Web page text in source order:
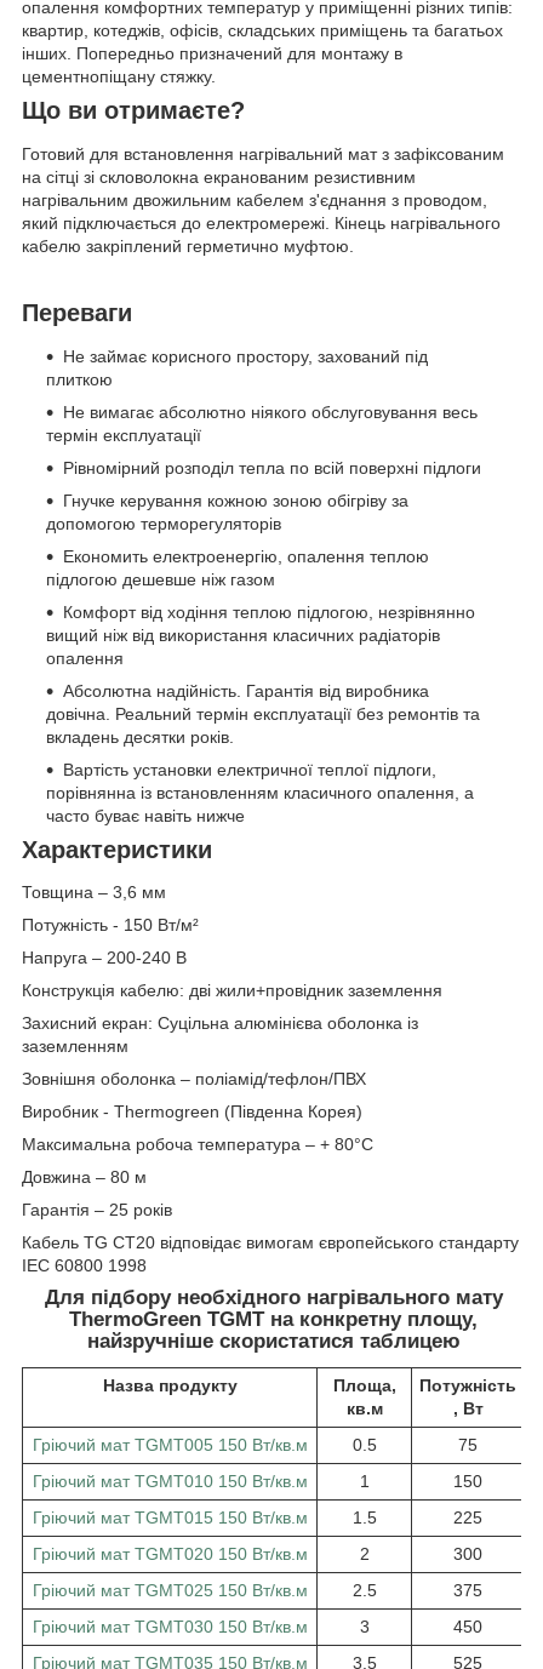
опалення комфортних температур у приміщенні різних типів:
квартир, котеджів, офісів, складських приміщень та багатьох
інших. Попередньо призначений для монтажу в
цементнопіщану стяжку.
Що ви отримаєте?
Готовий для встановлення нагрівальний мат з зафіксованим
на сітці зі скловолокна екранованим резистивним
нагрівальним двожильним кабелем з'єднання з проводом,
який підключається до електромережі. Кінець нагрівального
кабелю закріплений герметично муфтою.
Переваги
Не займає корисного простору, захований під
плиткою
Не вимагає абсолютно ніякого обслуговування весь
термін експлуатації
Рівномірний розподіл тепла по всій поверхні підлоги
Гнучке керування кожною зоною обігріву за
допомогою терморегуляторів
Економить електроенергію, опалення теплою
підлогою дешевше ніж газом
Комфорт від ходіння теплою підлогою, незрівнянно
вищий ніж від використання класичних радіаторів
опалення
Абсолютна надійність. Гарантія від виробника
довічна. Реальний термін експлуатації без ремонтів та
вкладень десятки років.
Вартість установки електричної теплої підлоги,
порівнянна із встановленням класичного опалення, а
часто буває навіть нижче
Характеристики
Товщина – 3,6 мм
Потужність - 150 Вт/м²
Напруга – 200-240 В
Конструкція кабелю: дві жили+провідник заземлення
Захисний екран: Суцільна алюмінієва оболонка із
заземленням
Зовнішня оболонка – поліамід/тефлон/ПВХ
Виробник - Thermоgreen (Південна Корея)
Максимальна робоча температура – + 80°С
Довжина – 80 м
Гарантія – 25 років
Кабель TG CT20 відповідає вимогам європейського стандарту
IEC 60800 1998
Для підбору необхідного нагрівального мату
ThermoGreen TGMT на конкретну площу,
найзручніше скористатися таблицею
Назва продукту
Площа,
кв.м
Потужність
, Вт
Гріючий мат TGMT005 150 Вт/кв.м
0.5
75
Гріючий мат TGMT010 150 Вт/кв.м
1
150
Гріючий мат TGMT015 150 Вт/кв.м
1.5
225
Гріючий мат TGMT020 150 Вт/кв.м
2
300
Гріючий мат TGMT025 150 Вт/кв.м
2.5
375
Гріючий мат TGMT030 150 Вт/кв.м
3
450
Гріючий мат TGMT035 150 Вт/кв.м
3.5 525